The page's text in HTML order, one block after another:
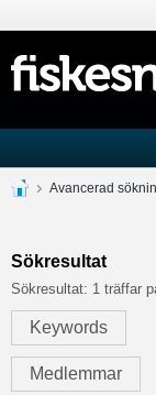
Avancerad
Sökresultat
Sökresultat: 1 träffar
Keywords
Medlemmar